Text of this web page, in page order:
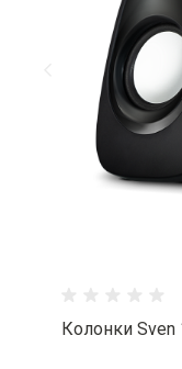
Колонки Sven